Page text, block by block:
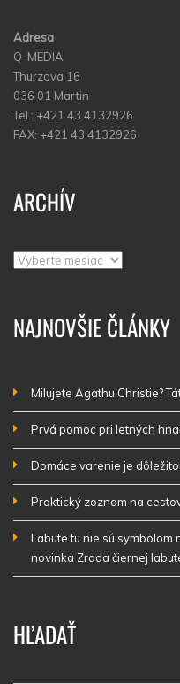
Adresa
Q-MEDIA
Thurzova 16
036 01 Martin
Tel.: +421 43 4132926
FAX: +421 43 4132926
ARCHÍV
Archív
NAJNOVŠIE ČLÁNKY
Milujete Agathu Christie?
Prvá pomoc pri letných
Domáce varenie je
Praktický zoznam na
Labute tu nie sú symbolom
novinka Zrada čiernej
HĽADAŤ